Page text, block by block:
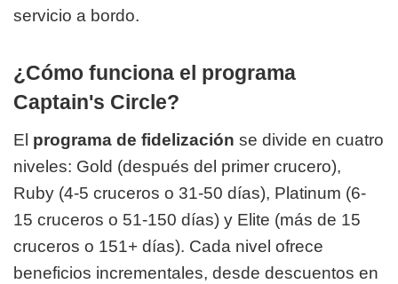
servicio a bordo.
¿Cómo funciona el programa
Captain's Circle?
El programa de fidelización se divide en cuatro
niveles: Gold (después del primer crucero),
Ruby (4-5 cruceros o 31-50 días), Platinum (6-
15 cruceros o 51-150 días) y Elite (más de 15
cruceros o 151+ días). Cada nivel ofrece
beneficios incrementales, desde descuentos en